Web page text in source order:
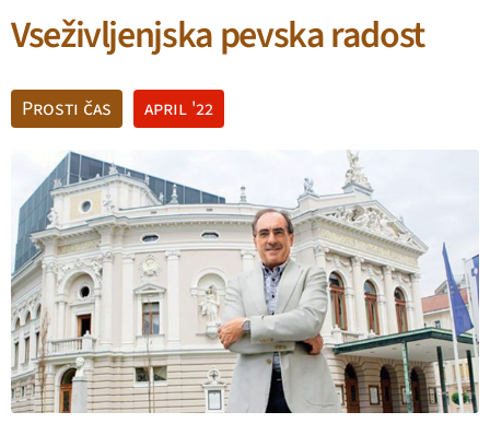
Vseživljenjska pevska radost
Prosti čas april '22